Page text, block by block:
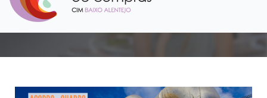
Notícias